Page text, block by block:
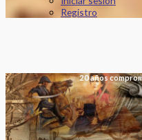
Registro
20 años